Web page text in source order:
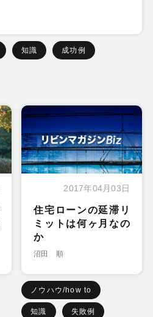
知識 成功例
2017年04月03日
住宅ローンの延滞リ
ミットは何ヶ月なの
か
沼田 順
ノウハウ/how to
知識 失敗例